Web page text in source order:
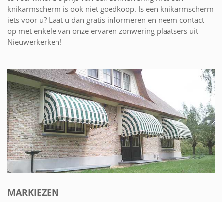
knikarmscherm is ook niet goedkoop. Is een knikarmscherm
iets voor u? Laat u dan gratis informeren en neem contact
op met enkele van onze ervaren zonwering plaatsers uit
Nieuwerkerken!
MARKIEZEN